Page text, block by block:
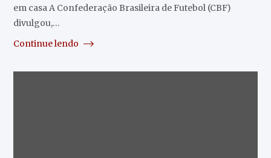
em casa A Confederação Brasileira de Futebol (CBF)
divulgou,…
Continue lendo